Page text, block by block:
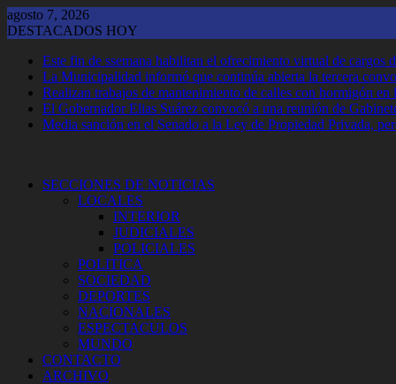
Saltar
al
agosto 7, 2026
DESTACADOS HOY
Este fin de ssemana habilitan el ofrecimiento virtual de cargos
La Municipalidad informó que continúa abierta la tercera
Realizan trabajos de mantenimiento de calles con hormigón
El Gobernador Elias Suárez convocó a una reunión de
Media sanción en el Senado a la Ley de Propiedad Privada,
SECCIONES DE NOTICIAS
LOCALES
INTERIOR
JUDICIALES
POLICIALES
POLITICA
SOCIEDAD
DEPORTES
NACIONALES
ESPECTACULOS
MUNDO
CONTACTO
ARCHIVO